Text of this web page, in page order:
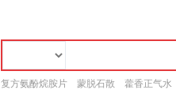
复方氨酚烷胺片 蒙脱石散 藿香正气水